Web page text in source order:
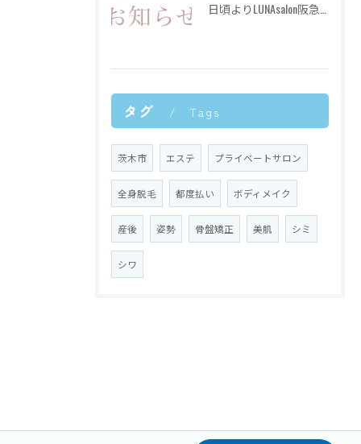
タグ Tags
茨木市 エステ プライベートサロン
全身脱毛 都度払い ボディメイク
産後 姿勢 骨盤矯正 美肌 シミ
シワ